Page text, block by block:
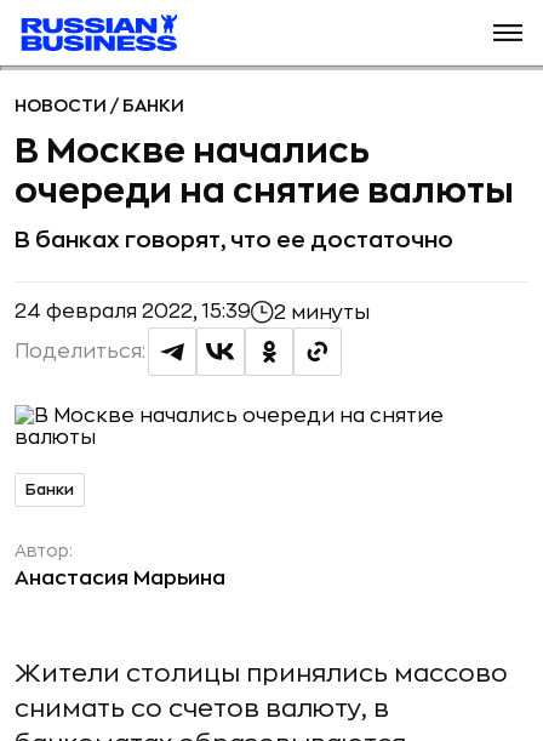
НОВОСТИ / БАНКИ
В Москве начались
очереди на снятие валюты
В банках говорят, что ее достаточно
24 февраля 2022, 15:39 2 минуты
Поделиться:
Банки
Автор:
Анастасия Марьина
Жители столицы принялись массово
снимать со счетов валюту, в